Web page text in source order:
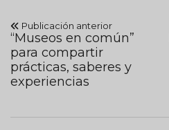
Publicación anterior
“Museos en común”
para compartir
prácticas, saberes y
experiencias